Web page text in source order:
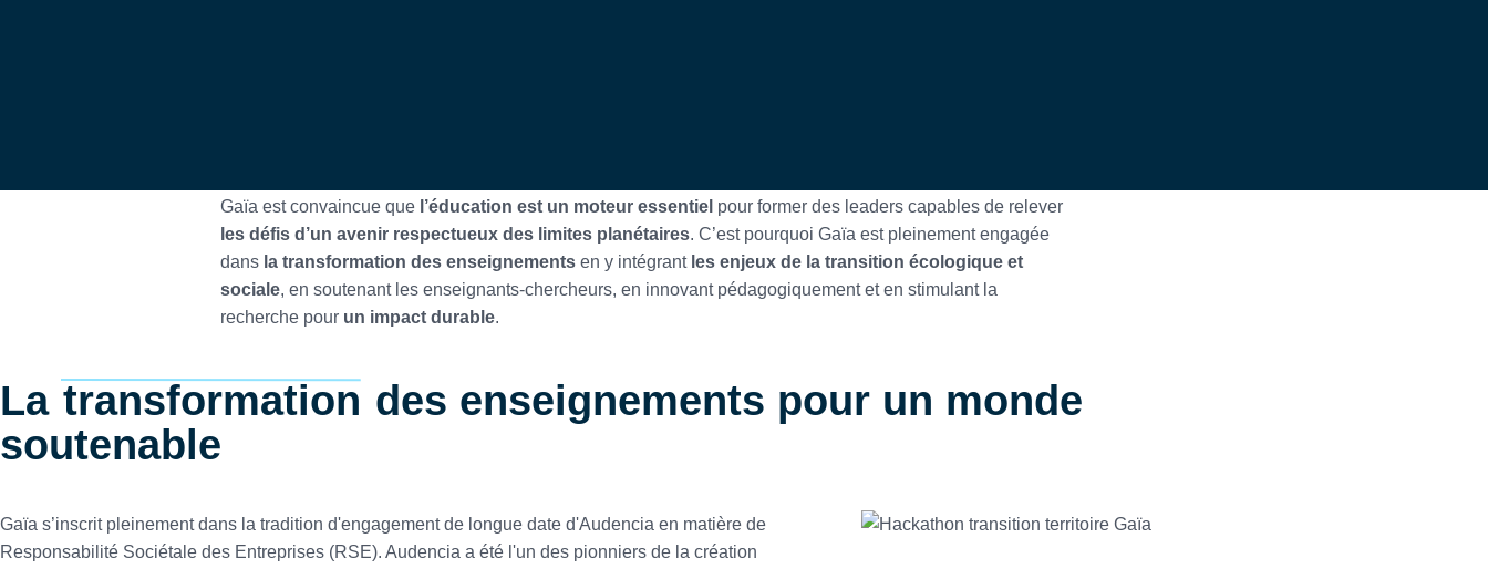
Gaïa est convaincue que l’éducation est un moteur essentiel pour former des leaders capables de relever
les défis d’un avenir respectueux des limites planétaires. C’est pourquoi Gaïa est pleinement engagée
dans la transformation des enseignements en y intégrant les enjeux de la transition écologique et
sociale, en soutenant les enseignants-chercheurs, en innovant pédagogiquement et en stimulant la
recherche pour un impact durable.
La transformation des enseignements pour un monde
soutenable
Gaïa s’inscrit pleinement dans la tradition d'engagement de longue date d'Audencia en matière de
Responsabilité Sociétale des Entreprises (RSE). Audencia a été l'un des pionniers de la création